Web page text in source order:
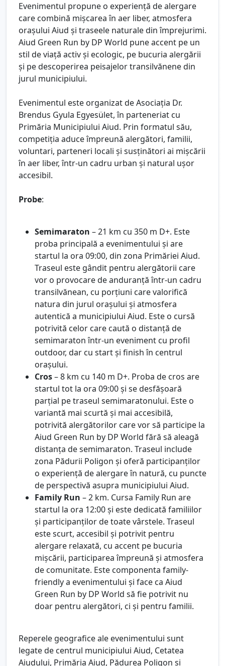
Evenimentul propune o experiență de alergare
care combină mișcarea în aer liber, atmosfera
orașului Aiud și traseele naturale din împrejurimi.
Aiud Green Run by DP World pune accent pe un
stil de viață activ și ecologic, pe bucuria alergării
și pe descoperirea peisajelor transilvănene din
jurul municipiului.
Evenimentul este organizat de Asociația Dr.
Brendus Gyula Egyesület, în parteneriat cu
Primăria Municipiului Aiud. Prin formatul său,
competiția aduce împreună alergători, familii,
voluntari, parteneri locali și susținători ai mișcării
în aer liber, într-un cadru urban și natural ușor
accesibil.
Probe:
Semimaraton – 21 km cu 350 m D+. Este
proba principală a evenimentului și are
startul la ora 09:00, din zona Primăriei Aiud.
Traseul este gândit pentru alergătorii care
vor o provocare de anduranță într-un cadru
transilvănean, cu porțiuni care valorifică
natura din jurul orașului și atmosfera
autentică a municipiului Aiud. Este o cursă
potrivită celor care caută o distanță de
semimaraton într-un eveniment cu profil
outdoor, dar cu start și finish în centrul
orașului.
Cros– 8 km cu 140 m D+. Proba de cros are
startul tot la ora 09:00 și se desfășoară
parțial pe traseul semimaratonului. Este o
variantă mai scurtă și mai accesibilă,
potrivită alergătorilor care vor să participe la
Aiud Green Run by DP World fără să aleagă
distanța de semimaraton. Traseul include
zona Pădurii Poligon și oferă participanților
o experiență de alergare în natură, cu puncte
de perspectivă asupra municipiului Aiud.
Family Run – 2 km. Cursa Family Run are
startul la ora 12:00 și este dedicată familiilor
și participanților de toate vârstele. Traseul
este scurt, accesibil și potrivit pentru
alergare relaxată, cu accent pe bucuria
mișcării, participarea împreună și atmosfera
de comunitate. Este componenta family-
friendly a evenimentului și face ca Aiud
Green Run by DP World să fie potrivit nu
doar pentru alergători, ci și pentru familii.
Reperele geografice ale evenimentului sunt
legate de centrul municipiului Aiud, Cetatea
Aiudului, Primăria Aiud, Pădurea Poligon și